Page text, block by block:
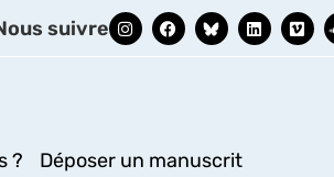
suivre
?
Déposer un manuscrit